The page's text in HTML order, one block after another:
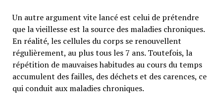
Un autre argument vite lancé est celui de prétendre
que la vieillesse est la source des maladies chroniques.
En réalité, les cellules du corps se renouvellent
régulièrement, au plus tous les 7 ans. Toutefois, la
répétition de mauvaises habitudes au cours du temps
accumulent des failles, des déchets et des carences, ce
qui conduit aux maladies chroniques.